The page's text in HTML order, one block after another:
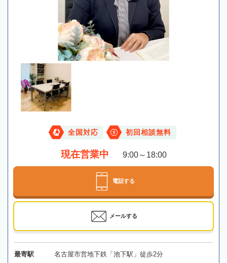
全国対応 初回相談無料
現在営業中 9:00～18:00
電話する
メールする
最寄駅 名古屋市営地下鉄「池下駅」徒歩2分